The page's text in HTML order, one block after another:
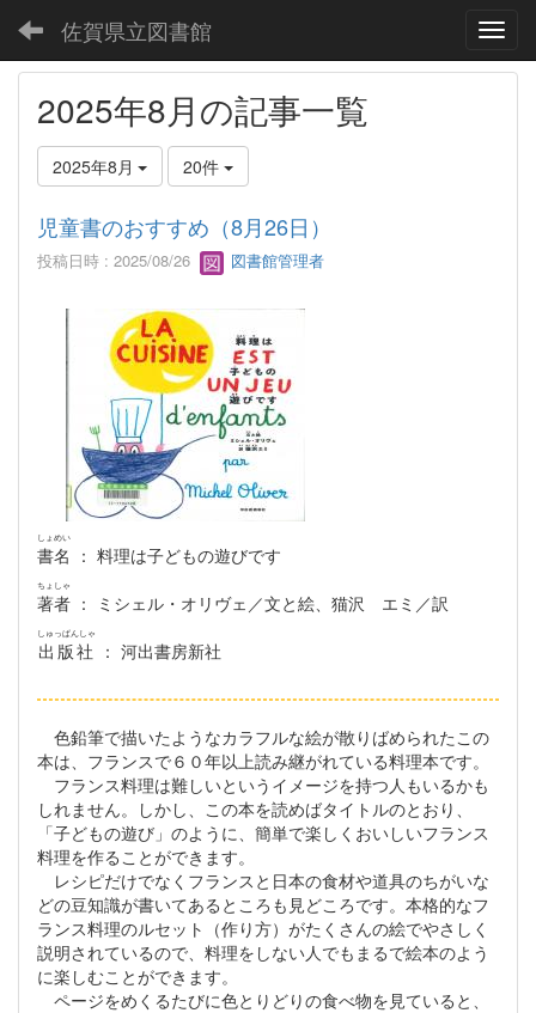
佐賀県立図書館
2025年8月の記事一覧
2025年8月 20件
児童書のおすすめ（8月26日）
投稿日時 : 2025/08/26 図書館管理者
書名
しょめい
： 料理は子どもの遊びです
著者
ちょしゃ
： ミシェル・オリヴェ／文と絵、猫沢 エミ／訳
出版社
しゅっぱんしゃ
： 河出書房新社
色鉛筆で描いたようなカラフルな絵が散りばめられたこの
本は、フランスで６０年以上読み継がれている料理本です。
フランス料理は難しいというイメージを持つ人もいるかも
しれません。しかし、この本を読めばタイトルのとおり、
「子どもの遊び」のように、簡単で楽しくおいしいフランス
料理を作ることができます。
レシピだけでなくフランスと日本の食材や道具のちがいな
どの豆知識が書いてあるところも見どころです。本格的なフ
ランス料理のルセット（作り方）がたくさんの絵でやさしく
説明されているので、料理をしない人でもまるで絵本のよう
に楽しむことができます。
ページをめくるたびに色とりどりの食べ物を見ていると、